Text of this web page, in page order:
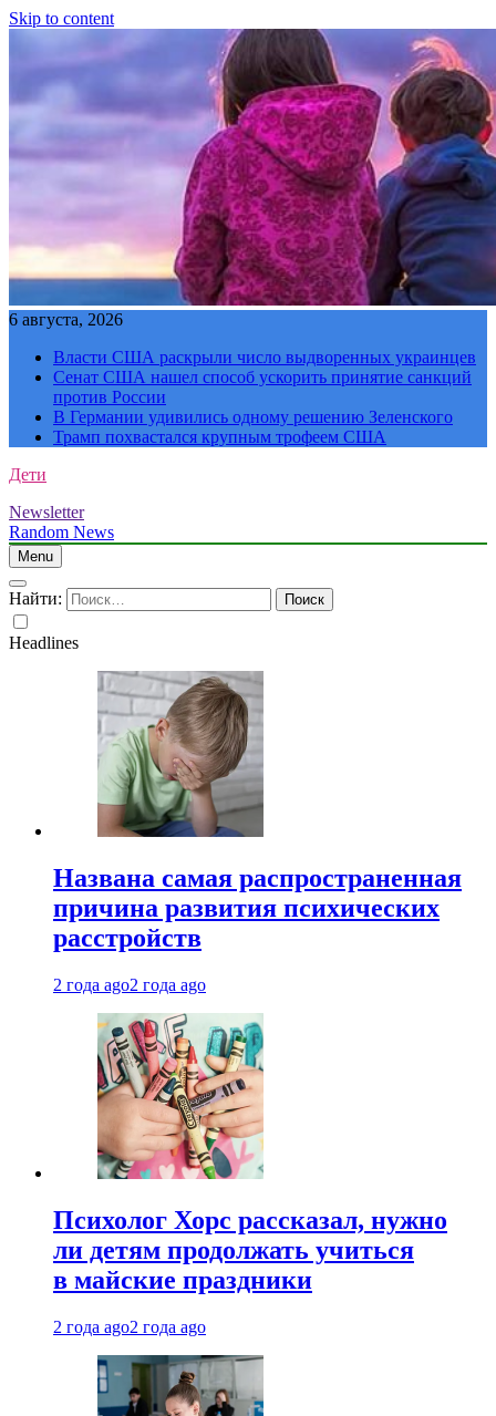
Skip to content
6 августа, 2026
Власти США раскрыли число выдворенных украинцев
Сенат США нашел способ ускорить принятие санкций
против России
В Германии удивились одному решению Зеленского
Трамп похвастался крупным трофеем США
Дети
Newsletter
Random News
Menu
Найти:
Headlines
Названа самая распространенная
причина развития психических
расстройств
2 года ago2 года ago
Психолог Хорс рассказал, нужно
ли детям продолжать учиться
в майские праздники
2 года ago2 года ago